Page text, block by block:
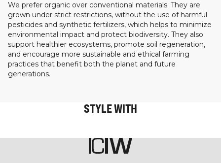
We prefer organic over conventional materials. They are
grown under strict restrictions, without the use of harmful
pesticides and synthetic fertilizers, which helps to minimize
environmental impact and protect biodiversity. They also
support healthier ecosystems, promote soil regeneration,
and encourage more sustainable and ethical farming
practices that benefit both the planet and future
generations.
STYLE WITH